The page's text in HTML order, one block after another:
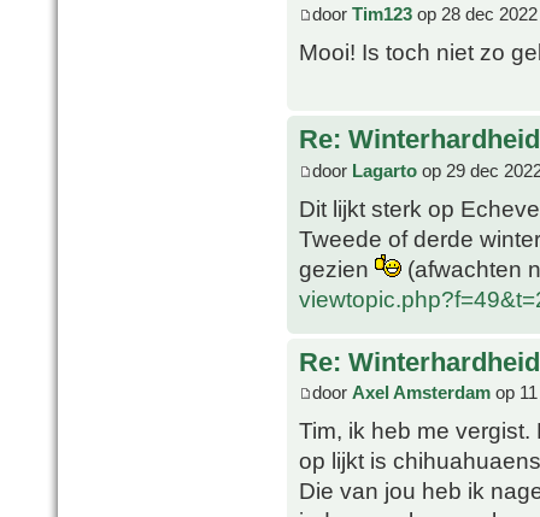
door Tim123 op 28 dec
Mooi! Is toch niet zo
Re:
door Lagarto op 29 dec
Dit lijkt sterk op
Tweede of derde
gezien
(afwachten
Re:
door Axel Amsterdam op
Tim, ik heb me
op lijkt is
Die van jou heb ik